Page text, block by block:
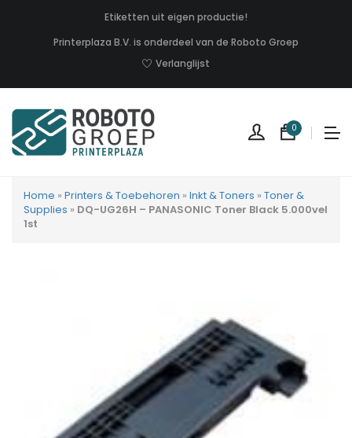
Etiketten uit eigen productie!
Printerplaza B.V. is onderdeel van de Roboto Groep
Verlanglijst
0
Home » Printers & Toebehoren » Inkt & Toners » Toner &
Supplies » DQ-UG26H – PANASONIC Toner Black 5.000vel
1st